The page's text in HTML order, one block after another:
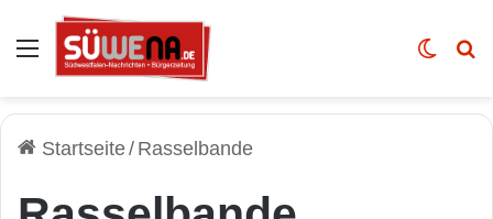
Auswahl Skin
Startseite/ Rasselbande